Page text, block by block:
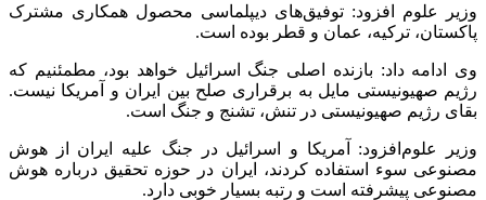
وزیر علوم افزود: توفیق‌های دیپلماسی محصول همکاری مشترک
پاکستان، ترکیه، عمان و قطر بوده است.
وی ادامه داد: بازنده اصلی جنگ اسرائیل خواهد بود، مطمئنیم که
رژیم صهیونیستی مایل به برقراری صلح بین ایران و آمریکا نیست.
بقای رژیم صهیونیستی در تنش، تشنج و جنگ است.
وزیر علوم‌افزود: آمریکا و اسرائیل در جنگ علیه ایران از هوش
مصنوعی سوء استفاده کردند، ایران در حوزه تحقیق درباره هوش
مصنوعی پیشرفته است و رتبه بسیار خوبی دارد.